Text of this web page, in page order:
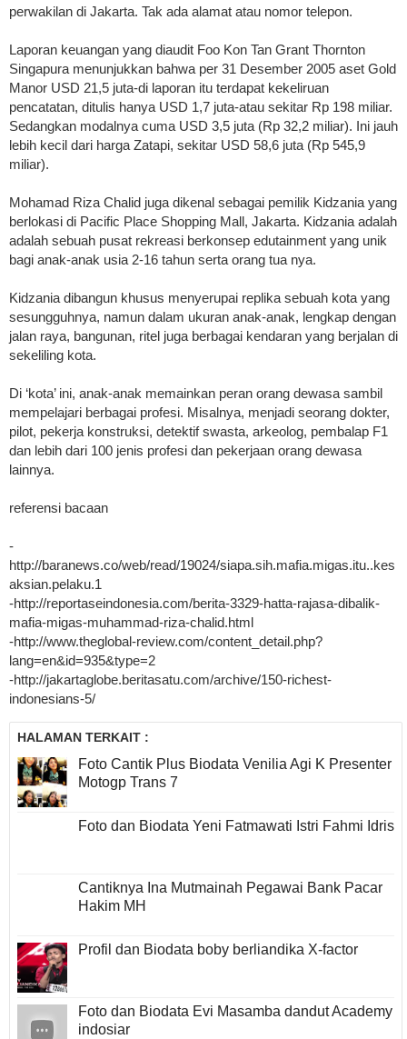
perwakilan di Jakarta. Tak ada alamat atau nomor telepon.
Laporan keuangan yang diaudit Foo Kon Tan Grant Thornton
Singapura menunjukkan bahwa per 31 Desember 2005 aset Gold
Manor USD 21,5 juta-di laporan itu terdapat kekeliruan
pencatatan, ditulis hanya USD 1,7 juta-atau sekitar Rp 198 miliar.
Sedangkan modalnya cuma USD 3,5 juta (Rp 32,2 miliar). Ini jauh
lebih kecil dari harga Zatapi, sekitar USD 58,6 juta (Rp 545,9
miliar).
Mohamad Riza Chalid juga dikenal sebagai pemilik Kidzania yang
berlokasi di Pacific Place Shopping Mall, Jakarta. Kidzania adalah
adalah sebuah pusat rekreasi berkonsep edutainment yang unik
bagi anak-anak usia 2-16 tahun serta orang tua nya.
Kidzania dibangun khusus menyerupai replika sebuah kota yang
sesungguhnya, namun dalam ukuran anak-anak, lengkap dengan
jalan raya, bangunan, ritel juga berbagai kendaran yang berjalan di
sekeliling kota.
Di ‘kota’ ini, anak-anak memainkan peran orang dewasa sambil
mempelajari berbagai profesi. Misalnya, menjadi seorang dokter,
pilot, pekerja konstruksi, detektif swasta, arkeolog, pembalap F1
dan lebih dari 100 jenis profesi dan pekerjaan orang dewasa
lainnya.
referensi bacaan
-
http://baranews.co/web/read/19024/siapa.sih.mafia.migas.itu..kes
aksian.pelaku.1
-http://reportaseindonesia.com/berita-3329-hatta-rajasa-dibalik-
mafia-migas-muhammad-riza-chalid.html
-http://www.theglobal-review.com/content_detail.php?
lang=en&id=935&type=2
-http://jakartaglobe.beritasatu.com/archive/150-richest-
indonesians-5/
HALAMAN TERKAIT :
Foto Cantik Plus Biodata Venilia Agi K Presenter
Motogp Trans 7
Foto dan Biodata Yeni Fatmawati Istri Fahmi Idris
Cantiknya Ina Mutmainah Pegawai Bank Pacar
Hakim MH
Profil dan Biodata boby berliandika X-factor
Foto dan Biodata Evi Masamba dandut Academy
indosiar